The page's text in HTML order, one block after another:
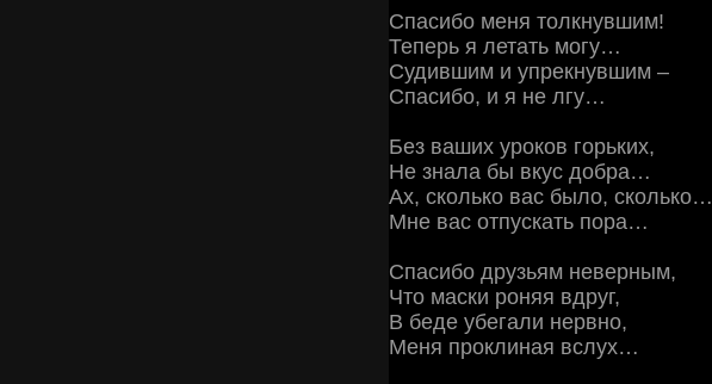
Спасибо меня толкнувшим!
Теперь я летать могу…
Судившим и упрекнувшим –
Спасибо, и я не лгу…
Без ваших уроков горьких,
Не знала бы вкус добра…
Ах, сколько вас было, сколько…
Мне вас отпускать пора…
Спасибо друзьям неверным,
Что маски роняя вдруг,
В беде убегали нервно,
Меня проклиная вслух…